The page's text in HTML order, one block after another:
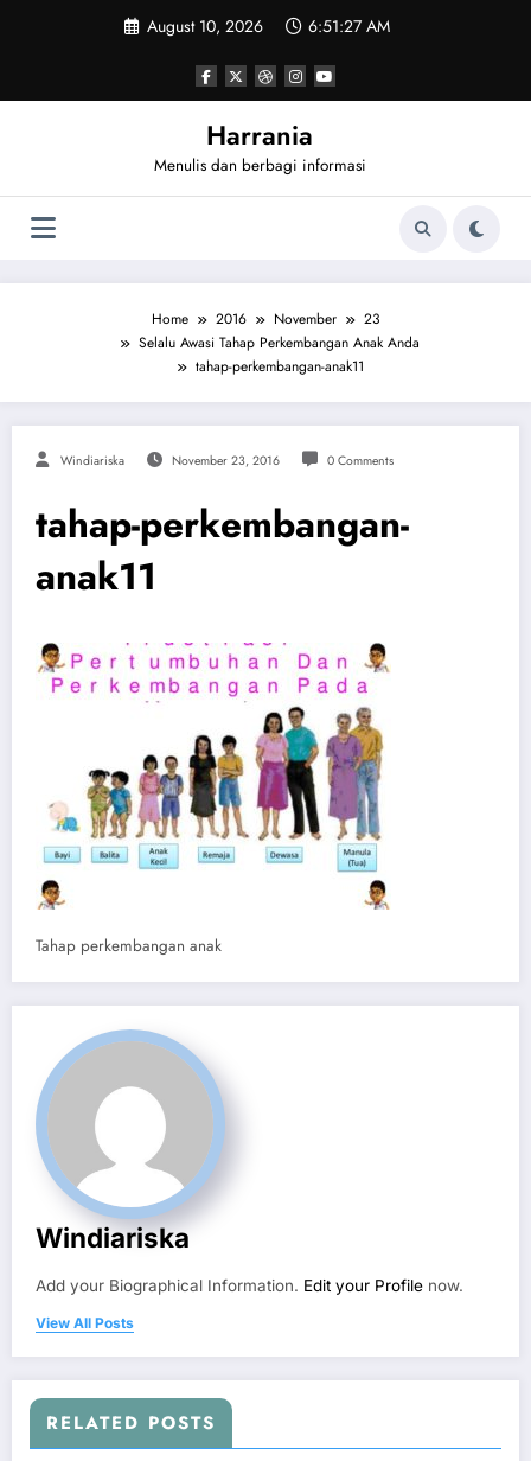
August 10, 2026 6:51:27 AM
Harrania
Menulis dan berbagi informasi
Home 2016 November
23
Selalu Awasi Tahap Perkembangan Anak Anda
tahap-perkembangan-anak11
Windiariska November 23, 2016 0 Comments
tahap-perkembangan-
anak11
Tahap perkembangan anak
Windiariska
Add your Biographical Information. Edit your Profile now.
View All Posts
RELATED POSTS